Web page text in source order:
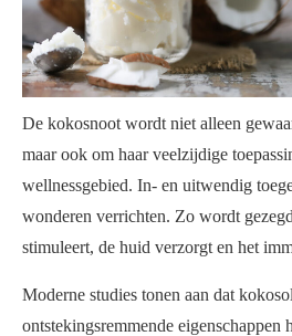
De kokosnoot wordt niet alleen
maar ook om haar veelzijdige
wellnessgebied. In- en uitwendig
wonderen verrichten. Zo wordt
stimuleert, de huid verzorgt en het
Moderne studies tonen aan dat
ontstekingsremmende eigenschappen